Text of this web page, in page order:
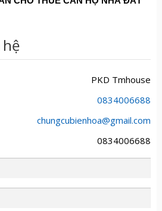
PKD Tmhouse
0834006688
chungcubienhoa@gmail.com
0834006688